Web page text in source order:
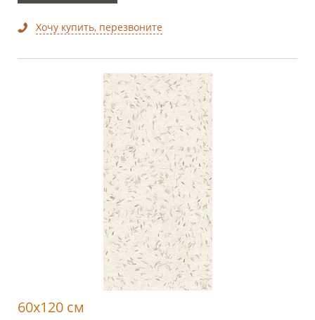
Хочу купить, перезвоните
60x120 см